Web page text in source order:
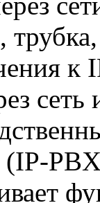
к
сеть
(IP-